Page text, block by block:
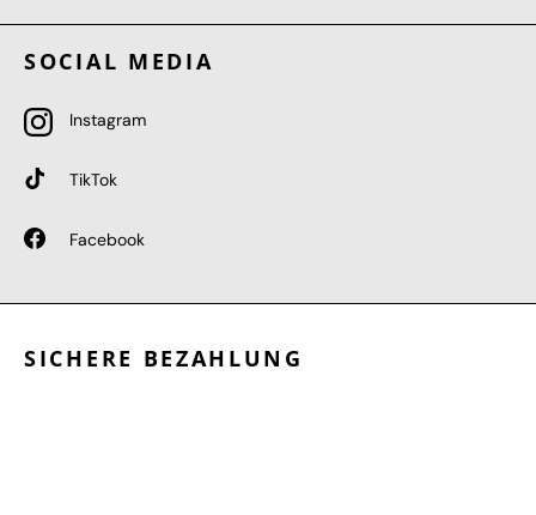
SOCIAL MEDIA
Instagram
TikTok
Facebook
SICHERE BEZAHLUNG